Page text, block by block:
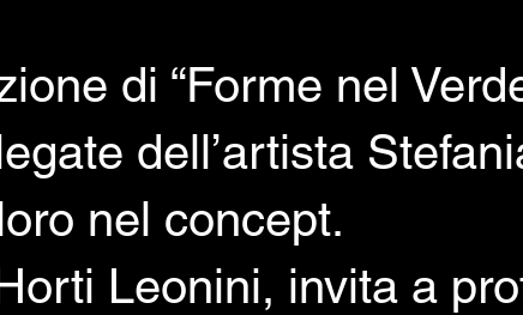
di “Forme nel
dell’artista
nel concept.
Leonini, invita a